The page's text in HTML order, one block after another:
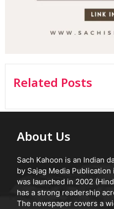
Related Posts
About Us
Sach Kahoon is an Indian
by Sajag Media
was launched in 2002
has a strong readership
The newspaper covers a